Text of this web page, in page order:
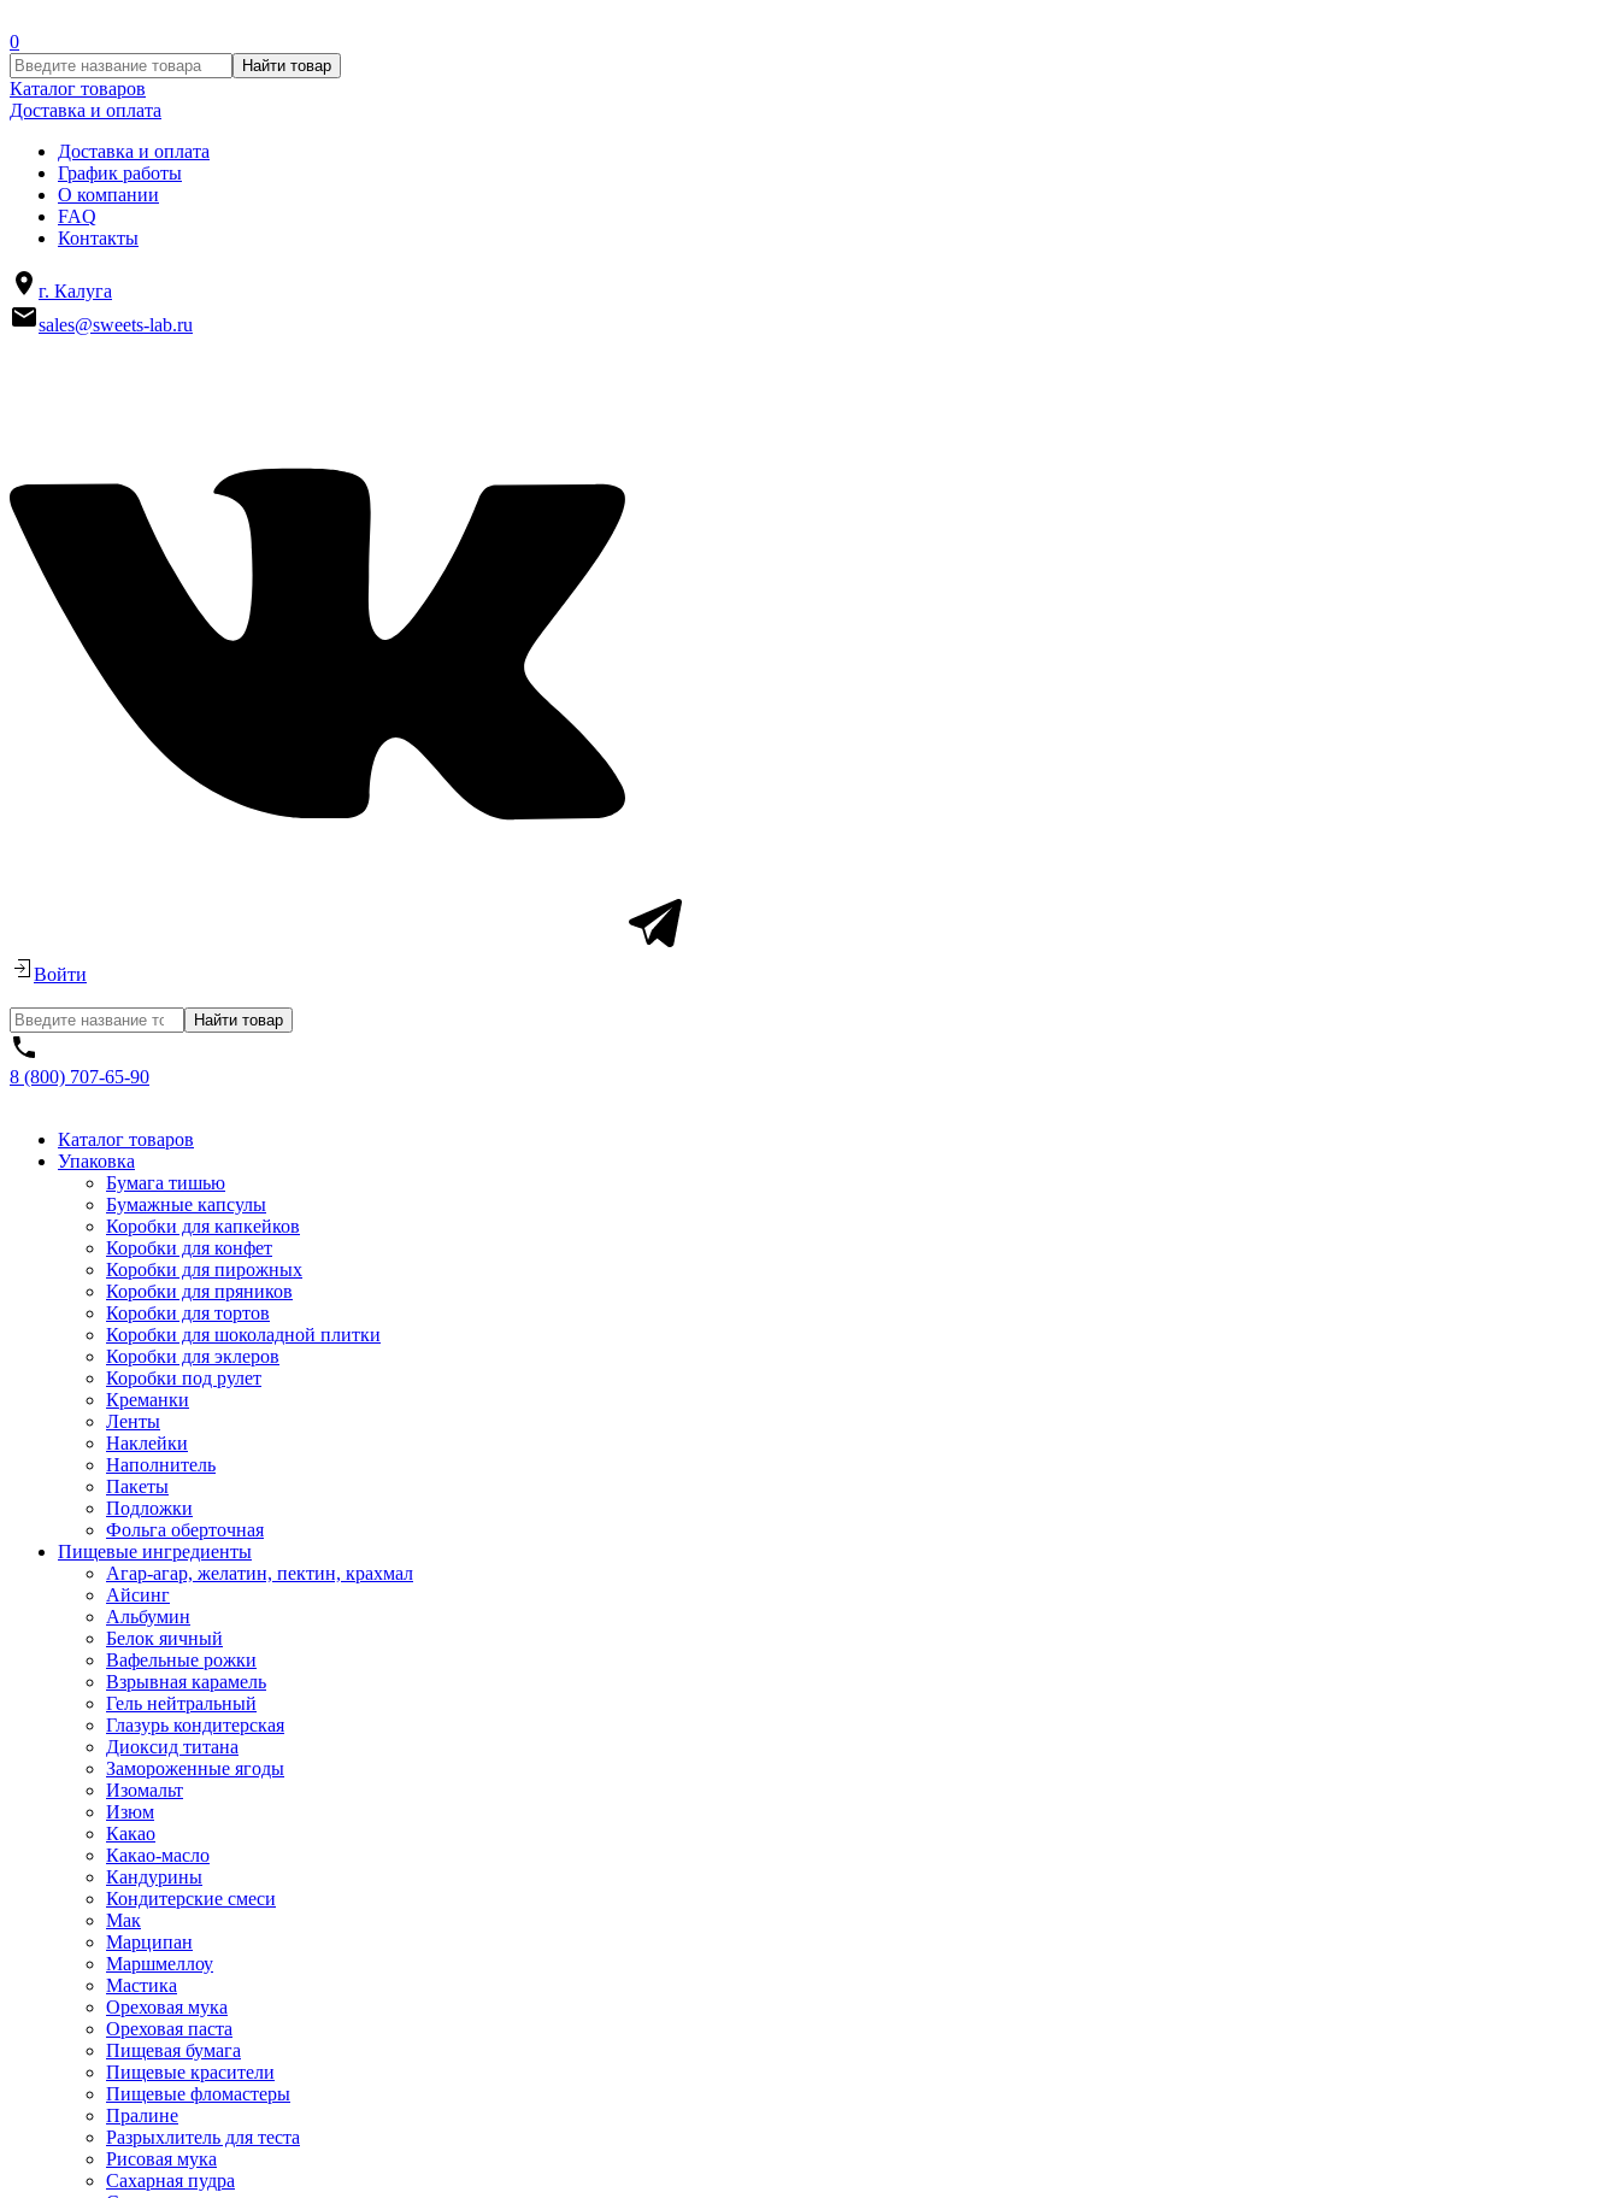
0
Найти товар
Каталог товаров
Доставка и оплата
Доставка и оплата
График работы
О компании
FAQ
Контакты
г. Калуга
sales@sweets-lab.ru
Войти
Найти товар
8 (800) 707-65-90
Каталог товаров
Упаковка
Бумага тишью
Бумажные капсулы
Коробки для капкейков
Коробки для конфет
Коробки для пирожных
Коробки для пряников
Коробки для тортов
Коробки для шоколадной плитки
Коробки для эклеров
Коробки под рулет
Креманки
Ленты
Наклейки
Наполнитель
Пакеты
Подложки
Фольга оберточная
Пищевые ингредиенты
Агар-агар, желатин, пектин, крахмал
Айсинг
Альбумин
Белок яичный
Вафельные рожки
Взрывная карамель
Гель нейтральный
Глазурь кондитерская
Диоксид титана
Замороженные ягоды
Изомальт
Изюм
Какао
Какао-масло
Кандурины
Кондитерские смеси
Мак
Марципан
Маршмеллоу
Мастика
Ореховая мука
Ореховая паста
Пищевая бумага
Пищевые красители
Пищевые фломастеры
Пралине
Разрыхлитель для теста
Рисовая мука
Сахарная пудра